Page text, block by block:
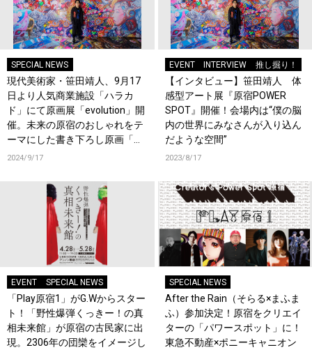
SPECIAL NEWS
現代美術家・笹田靖人、9月17
日より人気商業施設「ハラカ
ド」にて原画展「evolution」開
催。未来の原宿のおしゃれをテ
ーマにした書き下ろし原画「原
宿パワースポットガール」の常
2024/9/17
EVENT INTERVIEW 推し掘り！
【インタビュー】笹田靖人 体
感型アート展『原宿POWER
SPOT』開催！会場内は“僕の脳
内の世界にみなさんが入り込ん
だような空間”
2023/8/17
EVENT SPECIAL NEWS
「Play原宿1」がG.Wからスター
ト！「野性爆弾くっきー！の真
相未来館」が原宿の古民家に出
現。2306年の団欒をイメージし
SPECIAL NEWS
After the Rain（そらる×まふま
ふ）参加決定！原宿をクリエイ
ターの「パワースポット」に！
東急不動産×ポニーキャニオン